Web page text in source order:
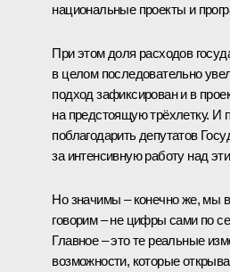
национальные проекты и
При этом доля расходов
в целом последовательно
подход зафиксирован и в
на предстоящую трёхлетку. И
поблагодарить депутатов
за интенсивную работу над
Но значимы – конечно же, мы
говорим – не цифры сами по
Главное – это те реальные
возможности, которые